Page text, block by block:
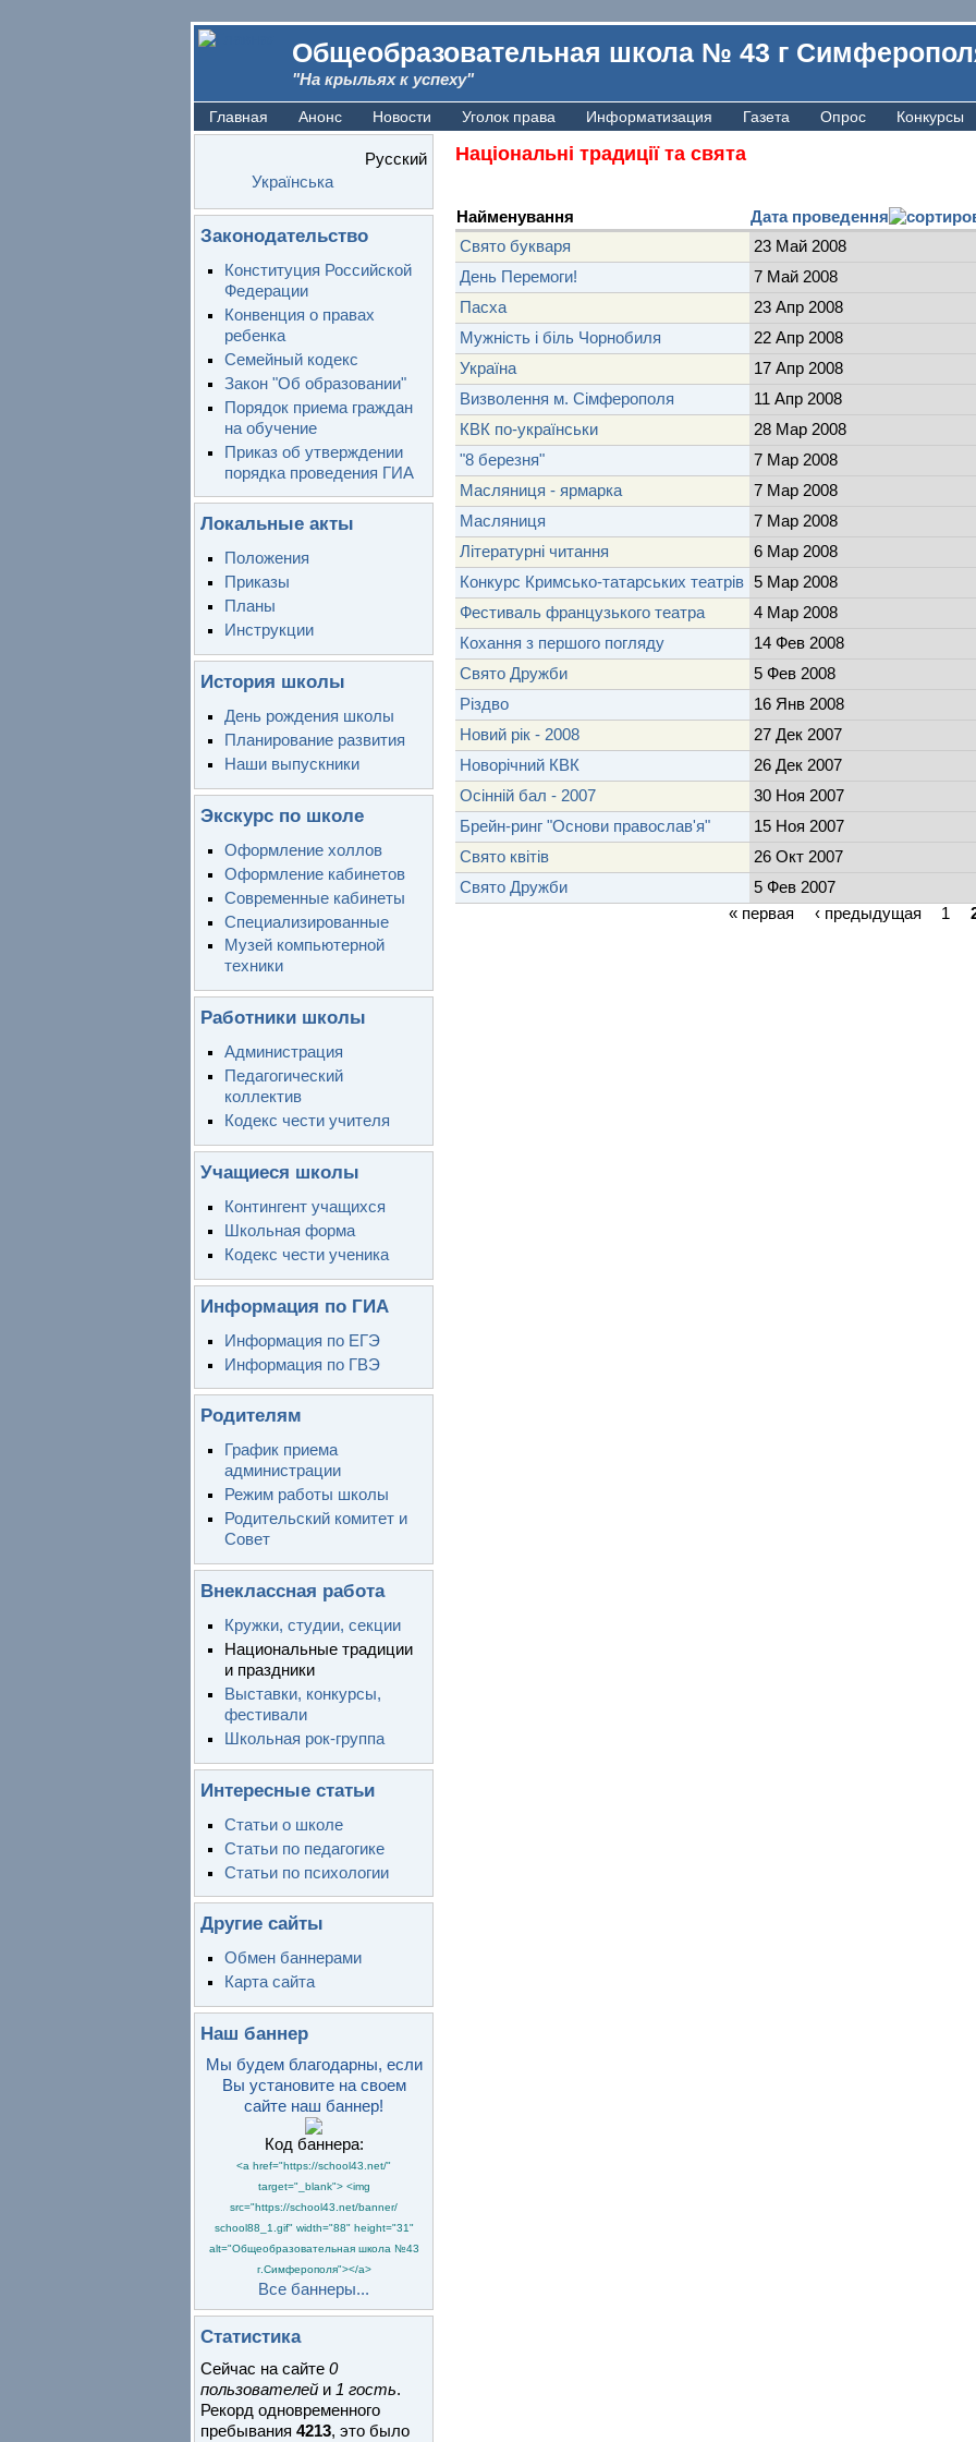
Общеобразовательная школа № 43 г
"На крыльях к успеху"
Главная Анонс Новости Уголок права Информатизация Газета Опрос Конкурсы
Русский
Українська
Законодательство
Конституция Российской
Федерации
Конвенция о правах
ребенка
Семейный кодекс
Закон "Об образовании"
Порядок приема граждан
на обучение
Приказ об утверждении
порядка проведения ГИА
Локальные акты
Положения
Приказы
Планы
Инструкции
История школы
День рождения школы
Планирование развития
Наши выпускники
Экскурс по школе
Оформление холлов
Оформление кабинетов
Современные кабинеты
Специализированные
Музей компьютерной
техники
Работники школы
Администрация
Педагогический
коллектив
Кодекс чести учителя
Учащиеся школы
Контингент учащихся
Школьная форма
Кодекс чести ученика
Информация по ГИА
Информация по ЕГЭ
Информация по ГВЭ
Родителям
График приема
администрации
Режим работы школы
Родительский комитет и
Совет
Внеклассная работа
Кружки, студии, секции
Национальные традиции
и праздники
Выставки, конкурсы,
фестивали
Школьная рок-группа
Интересные статьи
Статьи о школе
Статьи по педагогике
Статьи по психологии
Другие сайты
Обмен баннерами
Карта сайта
Наш баннер
Мы будем благодарны, если
Вы установите на своем
сайте наш баннер!
Код баннера:
<a href="https://school43.net/"
target="_blank"> <img
src="https://school43.net/banner/
school88_1.gif" width="88" height="31"
alt="Общеобразовательная школа №43
г.Симферополя"></a>
Все баннеры...
Статистика
Сейчас на сайте 0
пользователей и 1 гость.
Рекорд одновременного
пребывания 4213, это было
Національні традиції та свята
Найменування
Дата проведення
Свято букваря
23 Май 2008
День Перемоги!
7 Май 2008
Пасха
23 Апр 2008
Мужність і біль Чорнобиля
22 Апр 2008
Україна
17 Апр 2008
Визволення м. Сімферополя
11 Апр 2008
КВК по-українськи
28 Мар 2008
"8 березня"
7 Мар 2008
Масляниця - ярмарка
7 Мар 2008
Масляниця
7 Мар 2008
Літературні читання
6 Мар 2008
Конкурс Кримсько-татарських театрів 5 Мар 2008
Фестиваль французького театра
4 Мар 2008
Кохання з першого погляду
14 Фев 2008
Свято Дружби
5 Фев 2008
Різдво
16 Янв 2008
Новий рік - 2008
27 Дек 2007
Новорічний КВК
26 Дек 2007
Осінній бал - 2007
30 Ноя 2007
Брейн-ринг "Основи православ'я"
15 Ноя 2007
Свято квітів
26 Окт 2007
Свято Дружби
5 Фев 2007
« первая
‹ предыдущая 1